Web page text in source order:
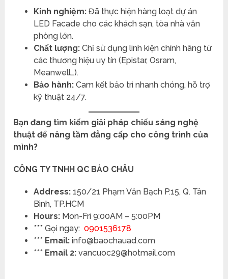
Kinh nghiệm: Đã thực hiện hàng loạt dự án
LED Facade cho các khách sạn, tòa nhà văn
phòng lớn.
Chất lượng: Chỉ sử dụng linh kiện chính hãng từ
các thương hiệu uy tín (Epistar, Osram,
Meanwell…).
Bảo hành: Cam kết bảo trì nhanh chóng, hỗ trợ
kỹ thuật 24/7.
Bạn đang tìm kiếm giải pháp chiếu sáng nghệ
thuật để nâng tầm đẳng cấp cho công trình của
mình?
CÔNG TY TNHH QC BẢO CHÂU
Address: 150/21 Phạm Văn Bạch P.15, Q. Tân
Bình, TP.HCM
Hours: Mon-Fri 9:00AM – 5:00PM
*** Gọi ngay:0901536178
*** Email: info@baochauad.com
*** Email 2: vancuoc29@hotmail.com